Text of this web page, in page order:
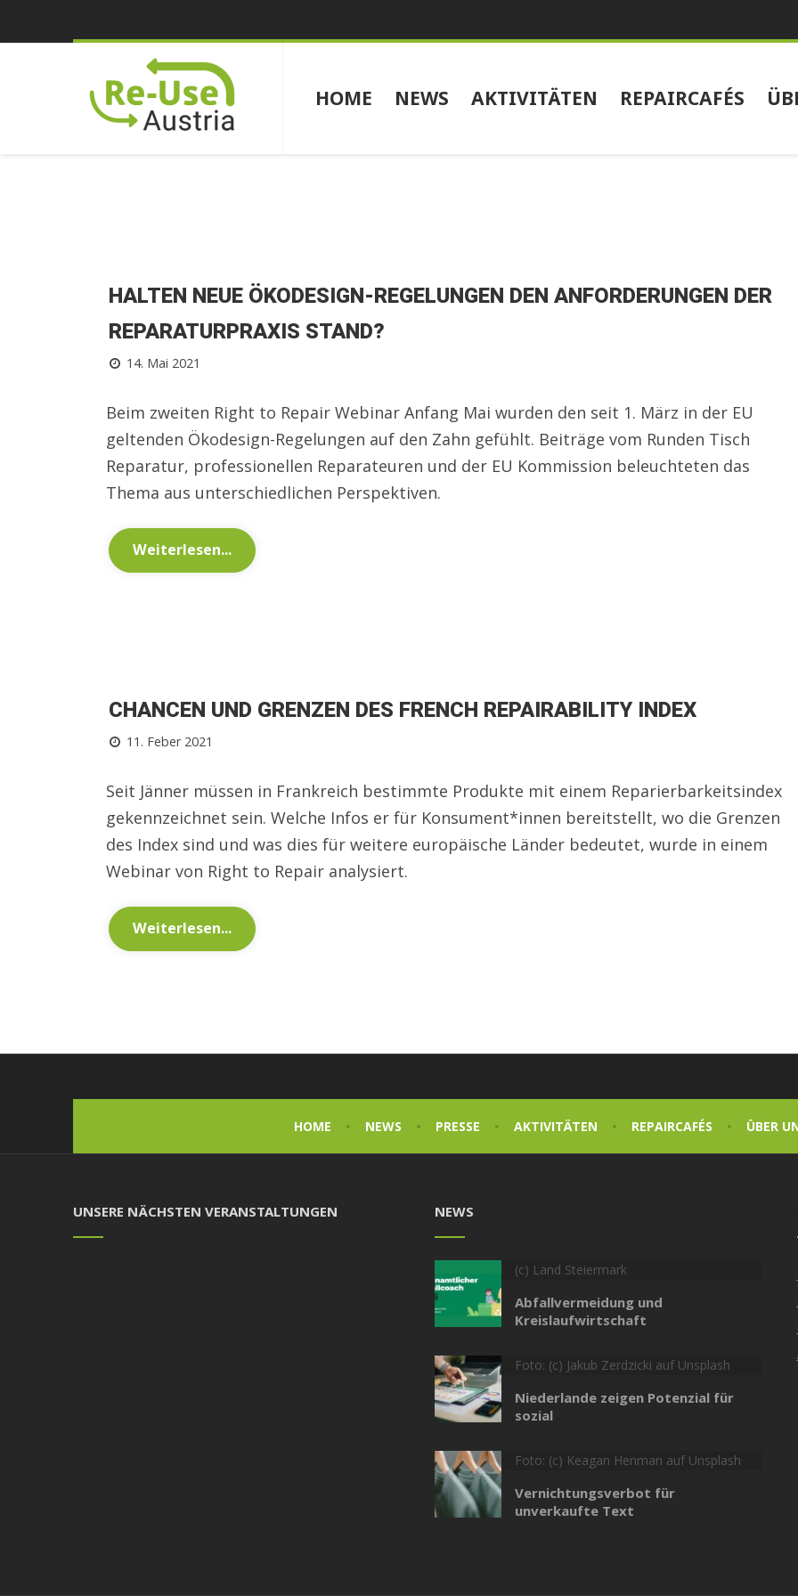
HOME NEWS AKTIVITÄTEN REPAIRCAFÉS
HALTEN NEUE ÖKODESIGN-REGELUNGEN DEN ANFORDERUNGEN DER
REPARATURPRAXIS STAND?
14. Mai 2021
Beim zweiten Right to Repair Webinar Anfang Mai wurden den seit 1. März in der EU
geltenden Ökodesign-Regelungen auf den Zahn gefühlt. Beiträge vom Runden Tisch
Reparatur, professionellen Reparateuren und der EU Kommission beleuchteten das
Thema aus unterschiedlichen Perspektiven.
Weiterlesen...
CHANCEN UND GRENZEN DES FRENCH REPAIRABILITY INDEX
11. Feber 2021
Seit Jänner müssen in Frankreich bestimmte Produkte mit einem Reparierbarkeitsindex
gekennzeichnet sein. Welche Infos er für Konsument*innen bereitstellt, wo die Grenzen
des Index sind und was dies für weitere europäische Länder bedeutet, wurde in einem
Webinar von Right to Repair analysiert.
Weiterlesen...
HOME NEWS PRESSE AKTIVITÄTEN REPAIRCAFÉS ÜBER
UNSERE NÄCHSTEN VERANSTALTUNGEN NEWS
(c) Land Steiermark
Abfallvermeidung und
Kreislaufwirtschaft
Foto: (c) Jakub Zerdzicki auf Unsplash
Niederlande zeigen Potenzial für
sozial
Foto: (c) Keagan Henman auf Unsplash
Vernichtungsverbot für
unverkaufte Text